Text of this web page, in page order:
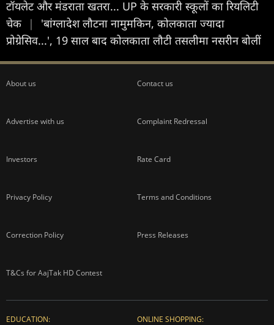
टॉयलेट और मंडराता खतरा... UP के सरकारी स्कूलों का रियलिटी
चेक
|
'बांग्लादेश लौटना नामुमकिन, कोलकाता ज्यादा
प्रोग्रेसिव...', 19 साल बाद कोलकाता लौटी तसलीमा नसरीन बोलीं
About us Contact us
Advertise with us Complaint Redressal
Investors Rate Card
Privacy Policy Terms and Conditions
Correction Policy Press Releases
T&Cs for AajTak HD Contest
EDUCATION: ONLINE SHOPPING: